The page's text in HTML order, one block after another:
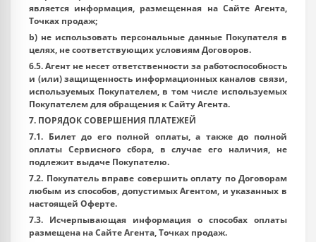
является информация, размещенная на Сайте Агента,
Точках продаж;
b) не использовать персональные данные Покупателя в
целях, не соответствующих условиям Договоров.
6.5. Агент не несет ответственности за работоспособность
и (или) защищенность информационных каналов связи,
используемых Покупателем, в том числе используемых
Покупателем для обращения к Сайту Агента.
7. ПОРЯДОК СОВЕРШЕНИЯ ПЛАТЕЖЕЙ
7.1. Билет до его полной оплаты, а также до полной
оплаты Сервисного сбора, в случае его наличия, не
подлежит выдаче Покупателю.
7.2. Покупатель вправе совершить оплату по Договорам
любым из способов, допустимых Агентом, и указанных в
настоящей Оферте.
7.3. Исчерпывающая информация о способах оплаты
размещена на Сайте Агента, Точках продаж.